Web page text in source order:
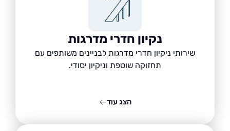
נקיון חדרי מדרגות
שירותי ניקיון חדרי מדרגות לבניינים משותפים עם
תחזוקה שוטפת וניקיון יסודי.